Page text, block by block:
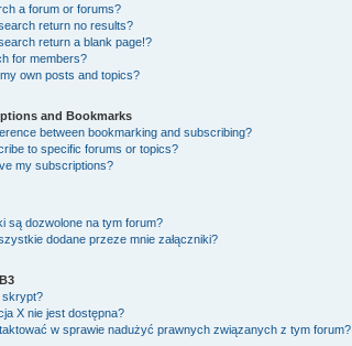
a forum or forums?
return no results?
return a blank page!?
for members?
own posts and topics?
and Bookmarks
between bookmarking and subscribing?
to specific forums or topics?
my subscriptions?
są dozwolone na tym forum?
dodane przeze mnie załączniki?
skrypt?
X nie jest dostępna?
w sprawie nadużyć prawnych związanych z tym forum?